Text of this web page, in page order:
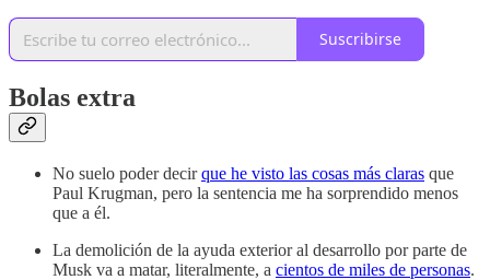
Suscribirse
Bolas extra
No suelo poder decirque he visto las cosas más claras que
Paul Krugman, pero la sentencia me ha sorprendido menos
que a él.
La demolición de la ayuda exterior al desarrollo por parte de
Musk va a matar, literalmente, a cientos de miles de personas.